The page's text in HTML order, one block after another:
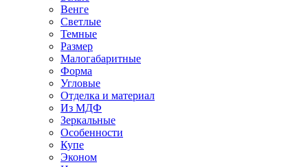
Венге
Светлые
Темные
Размер
Малогабаритные
Форма
Угловые
Отделка и материал
Из МДФ
Зеркальные
Особенности
Купе
Эконом